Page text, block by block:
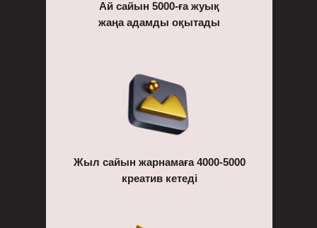
Жыл сайын жарнамаға 4000-5000
креатив кетеді
Ай сайын 5000-ға жуық
жаңа адамды оқытады